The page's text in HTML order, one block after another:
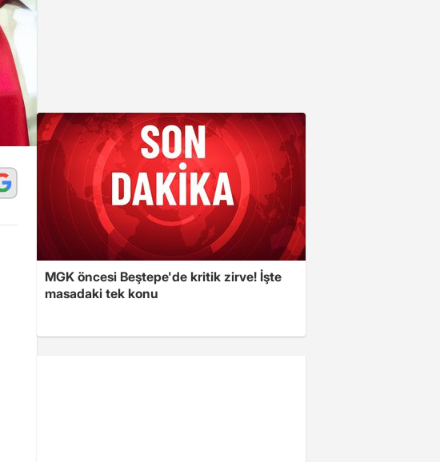
MGK öncesi Beştepe'de kritik zirve! İşte
masadaki tek konu